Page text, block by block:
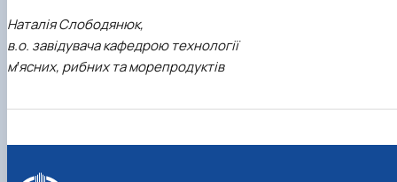
Наталія Слободянюк,
в.о. завідувача кафедрою технології
мꞌясних, рибних та морепродуктів